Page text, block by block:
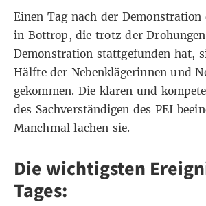
Einen Tag nach der Demonstration
in Bottrop, die trotz der Drohungen
Demonstration stattgefunden hat,
Hälfte der Nebenklägerinnen und
gekommen. Die klaren und
des Sachverständigen des PEI
Manchmal lachen sie.
Die wichtigsten
Tages: